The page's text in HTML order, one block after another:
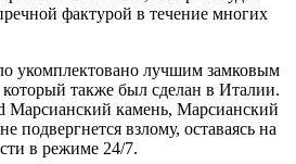
фактурой в течение многих
укомплектовано лучшим замковым
также был сделан в Италии.
Марсианский камень, Марсианский
подвергнется взлому, оставаясь на
в режиме 24/7.